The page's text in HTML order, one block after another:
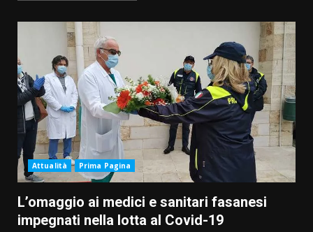
Attualità Prima Pagina
L’omaggio ai medici e sanitari fasanesi
impegnati nella lotta al Covid-19